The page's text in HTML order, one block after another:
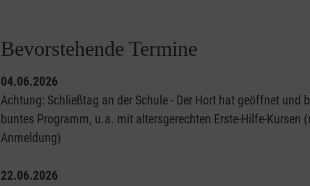
Bevorstehende Termine
04.06.2026
Achtung: Schließtag an der Schule - Der Hort hat geöffnet und
buntes Programm, u.a. mit altersgerechten Erste-Hilfe-Kursen
Anmeldung)
22.06.2026